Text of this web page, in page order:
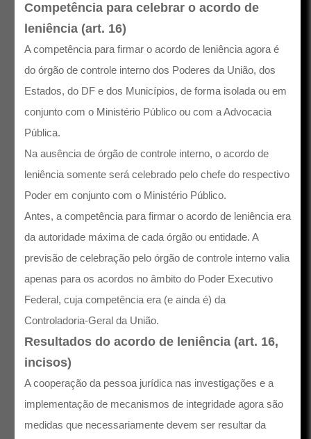
Competência para celebrar o acordo de
leniência (art. 16)
A competência para firmar o acordo de leniência agora é
do órgão de controle interno dos Poderes da União, dos
Estados, do DF e dos Municípios, de forma isolada ou em
conjunto com o Ministério Público ou com a Advocacia
Pública.
Na ausência de órgão de controle interno, o acordo de
leniência somente será celebrado pelo chefe do respectivo
Poder em conjunto com o Ministério Público.
Antes, a competência para firmar o acordo de leniência era
da autoridade máxima de cada órgão ou entidade. A
previsão de celebração pelo órgão de controle interno valia
apenas para os acordos no âmbito do Poder Executivo
Federal, cuja competência era (e ainda é) da
Controladoria-Geral da União.
Resultados do acordo de leniência (art. 16,
incisos)
A cooperação da pessoa jurídica nas investigações e a
implementação de mecanismos de integridade agora são
medidas que necessariamente devem ser resultar da